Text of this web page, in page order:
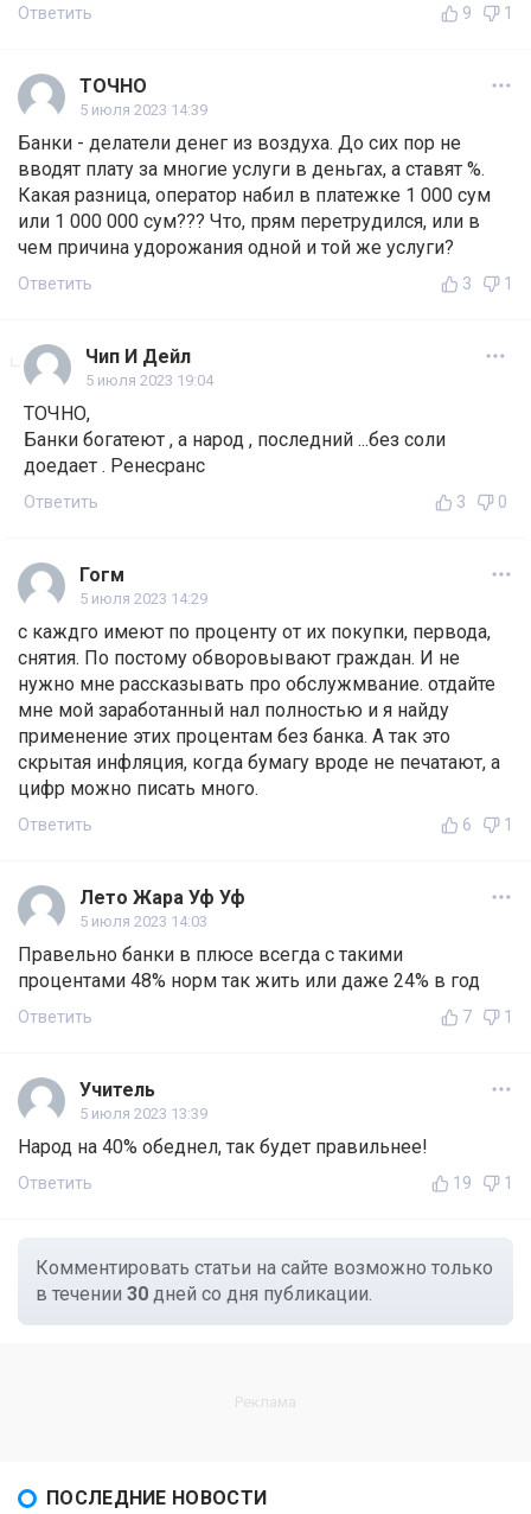
Ответить 9 1
ТОЧНО
5 июля 2023 14:39
Банки - делатели денег из воздуха. До сих пор не
вводят плату за многие услуги в деньгах, а ставят %.
Какая разница, оператор набил в платежке 1 000 сум
или 1 000 000 сум??? Что, прям перетрудился, или в
чем причина удорожания одной и той же услуги?
Ответить 3 1
Чип И Дейл
5 июля 2023 19:04
ТОЧНО,
Банки богатеют , а народ , последний ...без соли
доедает . Ренесранс
Ответить 3 0
Гогм
5 июля 2023 14:29
с каждго имеют по проценту от их покупки, первода,
снятия. По постому обворовывают граждан. И не
нужно мне рассказывать про обслужмвание. отдайте
мне мой заработанный нал полностью и я найду
применение этих процентам без банка. А так это
скрытая инфляция, когда бумагу вроде не печатают, а
цифр можно писать много.
Ответить 6 1
Лето Жара Уф Уф
5 июля 2023 14:03
Правельно банки в плюсе всегда с такими
процентами 48% норм так жить или даже 24% в год
Ответить 7 1
Учитель
5 июля 2023 13:39
Народ на 40% обеднел, так будет правильнее!
Ответить 19 1
Комментировать статьи на сайте возможно только
в течении 30 дней со дня публикации.
ПОСЛЕДНИЕ НОВОСТИ